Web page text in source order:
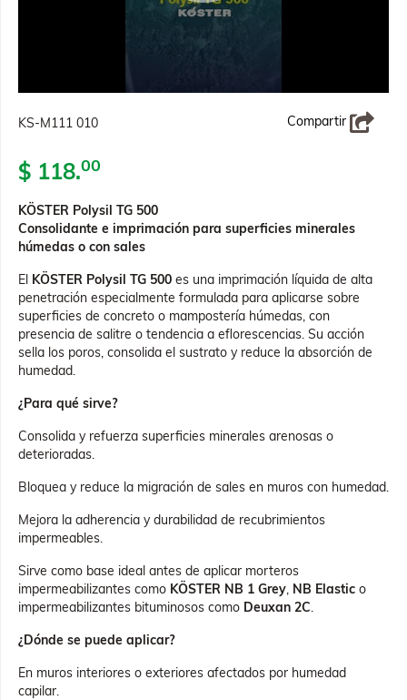
KS-M111 010 Compartir
$ 118.00
KÖSTER Polysil TG 500
Consolidante e imprimación para superficies minerales
húmedas o con sales
El KÖSTER Polysil TG 500 es una imprimación líquida de alta
penetración especialmente formulada para aplicarse sobre
superficies de concreto o mampostería húmedas, con
presencia de salitre o tendencia a eflorescencias. Su acción
sella los poros, consolida el sustrato y reduce la absorción de
humedad.
¿Para qué sirve?
Consolida y refuerza superficies minerales arenosas o
deterioradas.
Bloquea y reduce la migración de sales en muros con humedad.
Mejora la adherencia y durabilidad de recubrimientos
impermeables.
Sirve como base ideal antes de aplicar morteros
impermeabilizantes como KÖSTER NB 1 Grey, NB Elastic o
impermeabilizantes bituminosos como Deuxan 2C.
¿Dónde se puede aplicar?
En muros interiores o exteriores afectados por humedad
capilar.